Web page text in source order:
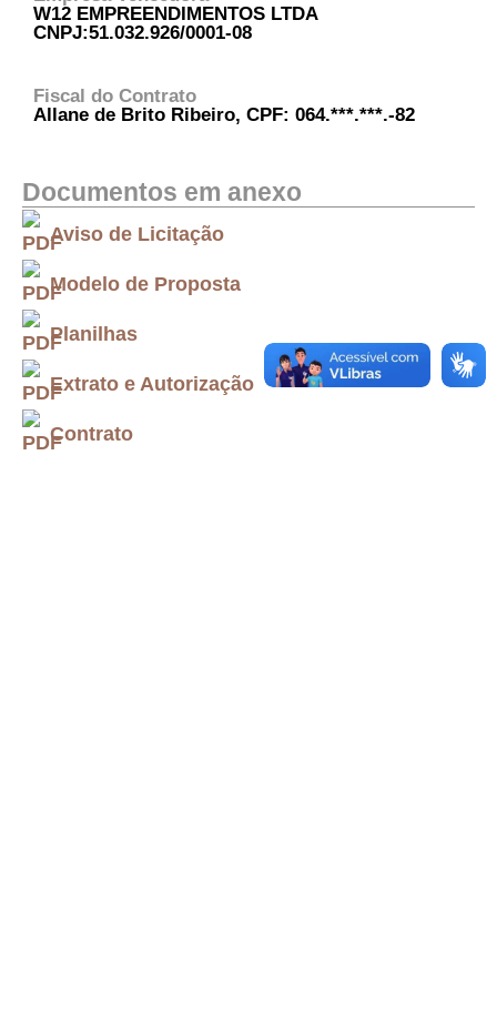
W12 EMPREENDIMENTOS LTDA
CNPJ:51.032.926/0001-08
Fiscal do Contrato
Allane de Brito Ribeiro, CPF: 064.***.***.-82
Documentos em anexo
Aviso de Licitação
Modelo de Proposta
Planilhas
Extrato e Autorização
Contrato